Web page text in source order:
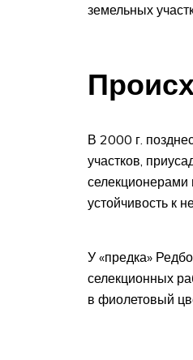
земельных
В 2000 г.
участков,
селекционерами
устойчивость к
У «предка»
селекционных
в фиолетовый